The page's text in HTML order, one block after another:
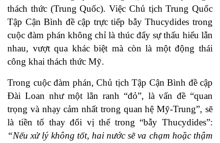
thách thức (Trung Quốc). Việc Chủ tịch Trung Quốc
Tập Cận Bình đề cập trực tiếp bẫy Thucydides trong
cuộc đàm phán không chỉ là thúc đẩy sự thấu hiểu lẫn
nhau, vượt qua khác biệt mà còn là một động thái
công khai thách thức Mỹ.
Trong cuộc đàm phán, Chủ tịch Tập Cận Bình đề cập
Đài Loan như một lằn ranh “đỏ”, làvấn đề “quan
trọng và nhạy cảm nhất trong quan hệ Mỹ-Trung”, sẽ
là tiền tố thay đổi vị thế trong “bẫy Thucydides”:
“Nếu xử lý không tốt, hai nước sẽ va chạm hoặc thậm